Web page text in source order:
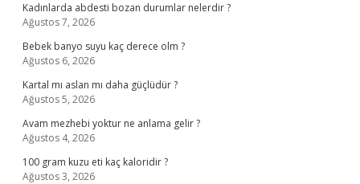
Kadınlarda abdesti bozan durumlar nelerdir ?
Ağustos 7, 2026
Bebek banyo suyu kaç derece olm ?
Ağustos 6, 2026
Kartal mı aslan mı daha güçlüdür ?
Ağustos 5, 2026
Avam mezhebi yoktur ne anlama gelir ?
Ağustos 4, 2026
100 gram kuzu eti kaç kaloridir ?
Ağustos 3, 2026